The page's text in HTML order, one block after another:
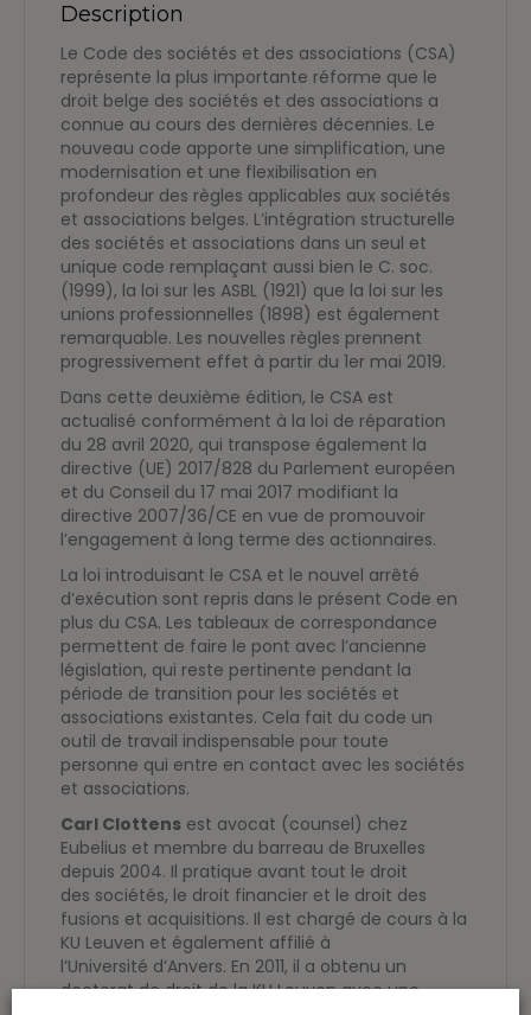
concordances
2020
Description
Le Code des sociétés et des associations (CSA)
représente la plus importante réforme que le
droit belge des sociétés et des associations a
connue au cours des dernières décennies. Le
nouveau code apporte une simplification, une
modernisation et une flexibilisation en
profondeur des règles applicables aux sociétés
et associations belges. L’intégration structurelle
des sociétés et associations dans un seul et
unique code remplaçant aussi bien le C. soc.
(1999), la loi sur les ASBL (1921) que la loi sur les
unions professionnelles (1898) est également
remarquable. Les nouvelles règles prennent
progressivement effet à partir du 1er mai 2019.
Dans cette deuxième édition, le CSA est
actualisé conformément à la loi de réparation
du 28 avril 2020, qui transpose également la
directive (UE) 2017/828 du Parlement européen
et du Conseil du 17 mai 2017 modifiant la
directive 2007/36/CE en vue de promouvoir
l’engagement à long terme des actionnaires.
La loi introduisant le CSA et le nouvel arrêté
d’exécution sont repris dans le présent Code en
plus du CSA. Les tableaux de correspondance
permettent de faire le pont avec l’ancienne
législation, qui reste pertinente pendant la
période de transition pour les sociétés et
associations existantes. Cela fait du code un
outil de travail indispensable pour toute
personne qui entre en contact avec les sociétés
et associations.
Carl Clottens est avocat (counsel) chez
Eubelius et membre du barreau de Bruxelles
depuis 2004. Il pratique avant tout le droit
des sociétés, le droit financier et le droit des
fusions et acquisitions. Il est chargé de cours à la
KU Leuven et également affilié à
l’Université d’Anvers. En 2011, il a obtenu un
doctorat de droit de la KU Leuven avec une